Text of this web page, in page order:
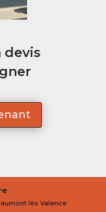
devis
lès Valence